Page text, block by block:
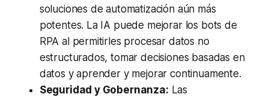
soluciones de automatización aún más
potentes. La IA puede mejorar los bots de
RPA al permitirles procesar datos no
estructurados, tomar decisiones basadas en
datos y aprender y mejorar continuamente.
Seguridad y Gobernanza: Las